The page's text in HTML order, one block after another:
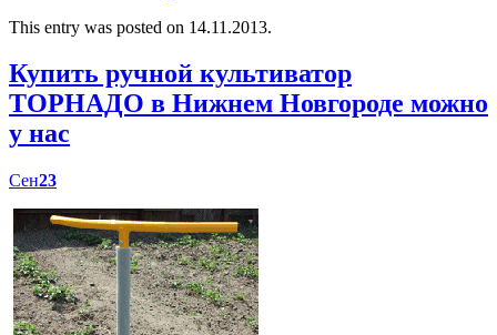
This entry was posted on 14.11.2013.
Купить ручной культиватор
ТОРНАДО в Нижнем Новгороде можно
у нас
Сен23